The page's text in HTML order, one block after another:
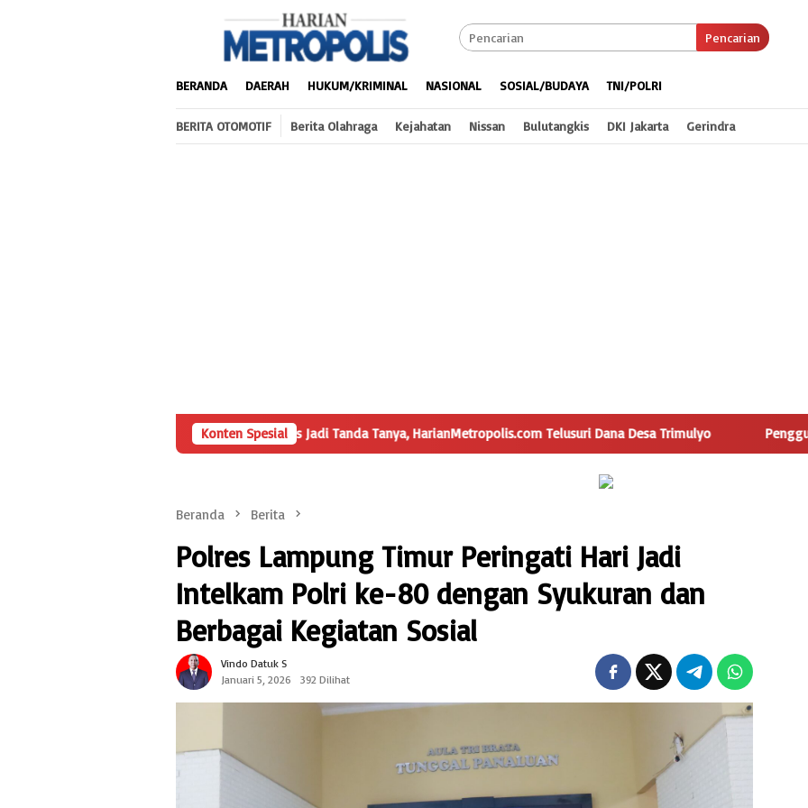
Pencarian
BERANDA DAERAH HUKUM/KRIMINAL NASIONAL SOSIAL/BUDAYA TNI/POLRI
BERITA OTOMOTIF Berita Olahraga Kejahatan Nissan Bulutangkis DKI Jakarta Gerindra
Konten Spesial
Modal BUMDes Jadi Tanda Tanya, HarianMetropolis.com Telusuri Dana Desa Trimulyo Pengguna Jalan Iskandar Muda
Beranda Berita
Polres Lampung Timur Peringati Hari Jadi
Intelkam Polri ke-80 dengan Syukuran dan
Berbagai Kegiatan Sosial
Vindo Datuk S
Januari 5, 2026
392 Dilihat